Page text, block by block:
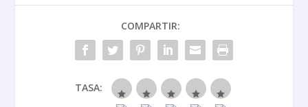
COMPARTIR:
TASA: